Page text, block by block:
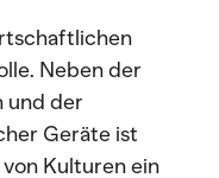
Neben der
und der
Geräte ist
Kulturen ein